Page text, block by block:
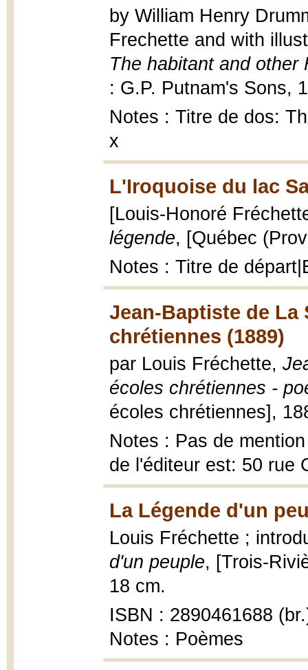
by William Henry
Frechette and with
The habitant and other
: G.P. Putnam's Sons,
Notes : Titre de dos:
x
L'Iroquoise du lac
[Louis-Honoré
légende, [Québec
Notes : Titre de
Jean-Baptiste de La
chrétiennes (1889)
par Louis Fréchette,
écoles chrétiennes -
écoles chrétiennes],
Notes : Pas de
de l'éditeur est: 50 rue
La Légende d'un
Louis Fréchette ;
d'un peuple, [Trois-
18 cm.
ISBN : 2890461688
Notes : Poèmes